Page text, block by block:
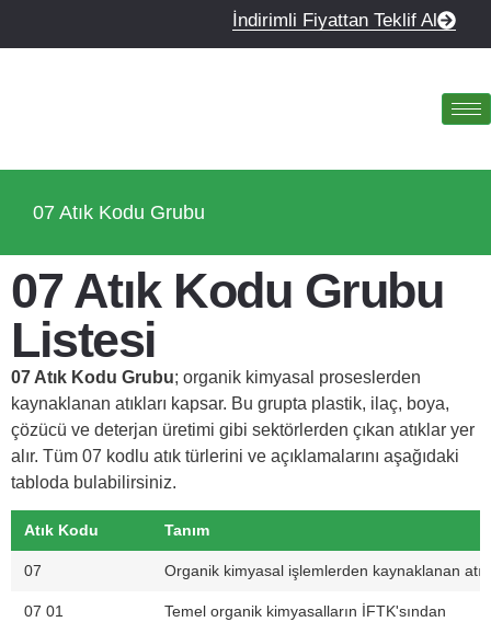
İndirimli Fiyattan Teklif Al
07 Atık Kodu Grubu
07 Atık Kodu Grubu
Listesi
07 Atık Kodu Grubu; organik kimyasal proseslerden
kaynaklanan atıkları kapsar. Bu grupta plastik, ilaç, boya,
çözücü ve deterjan üretimi gibi sektörlerden çıkan atıklar yer
alır. Tüm 07 kodlu atık türlerini ve açıklamalarını aşağıdaki
tabloda bulabilirsiniz.
Atık Kodu Tanım
07 Organik kimyasal işlemlerden kaynaklanan
07 01
Temel organik kimyasalların İFTK'sından